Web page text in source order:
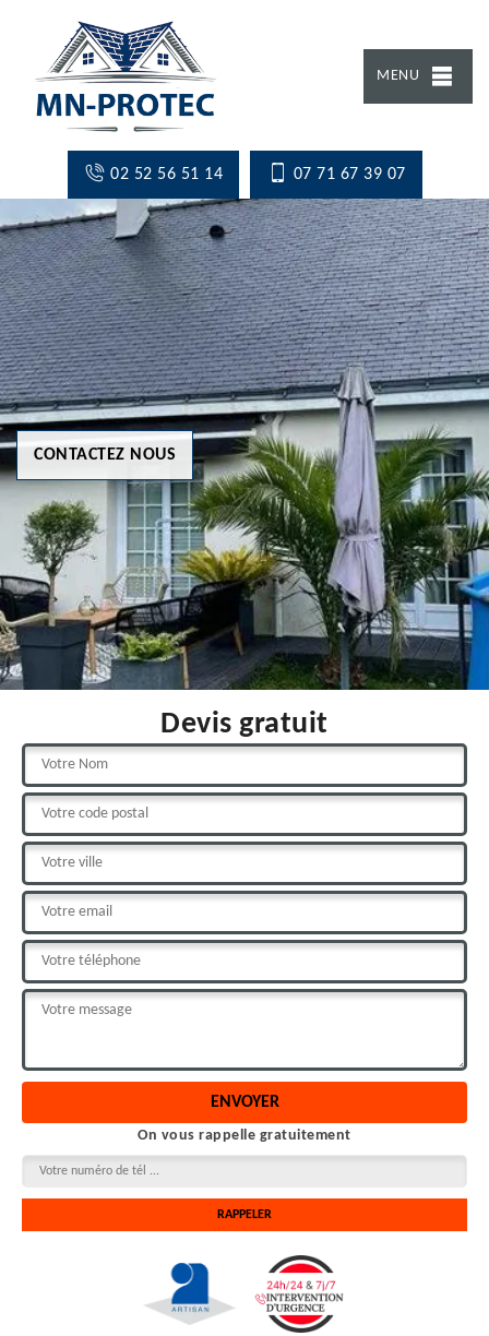
MENU
02 52 56 51 14 07 71 67 39 07
CONTACTEZ NOUS
Devis gratuit
On vous rappelle gratuitement